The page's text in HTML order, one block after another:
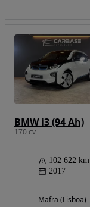
BMW i3 (94 Ah)
170 cv
102 622 km
2017
Mafra (Lisboa)